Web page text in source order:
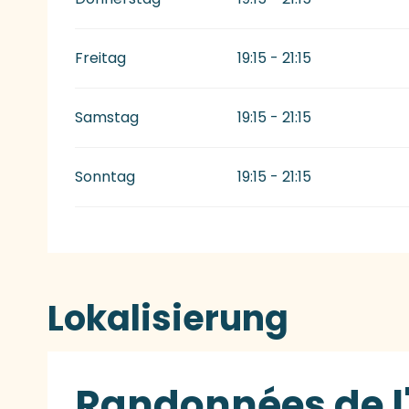
Freitag 19:15 - 21:15
Samstag 19:15 - 21:15
Sonntag 19:15 - 21:15
Lokalisierung